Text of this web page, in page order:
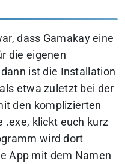
dass Gamakay eine
die eigenen
ist die Installation
etwa zuletzt bei der
den komplizierten
.exe, klickt euch kurz
wird dort
App mit dem Namen